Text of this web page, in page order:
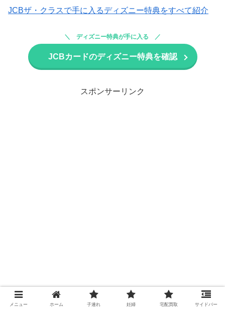
JCBザ・クラスで手に入るディズニー特典をすべて紹介
ディズニー特典が手に入る
JCBカードのディズニー特典を確認
スポンサーリンク
メニュー ホーム 子連れ 妊婦 宅配買取 サイドバー